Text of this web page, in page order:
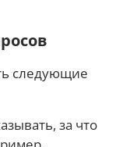
следующие
за что